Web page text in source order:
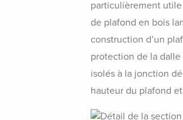
particulièrement
de plafond en bois
construction d’un
protection de la
isolés à la jonction
hauteur du plafond